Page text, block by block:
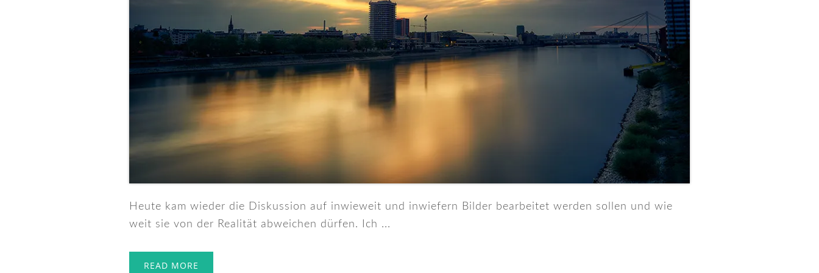
Heute kam wieder die Diskussion auf inwieweit und inwiefern Bilder bearbeitet werden sollen und wie
weit sie von der Realität abweichen dürfen. Ich ...
READ MORE